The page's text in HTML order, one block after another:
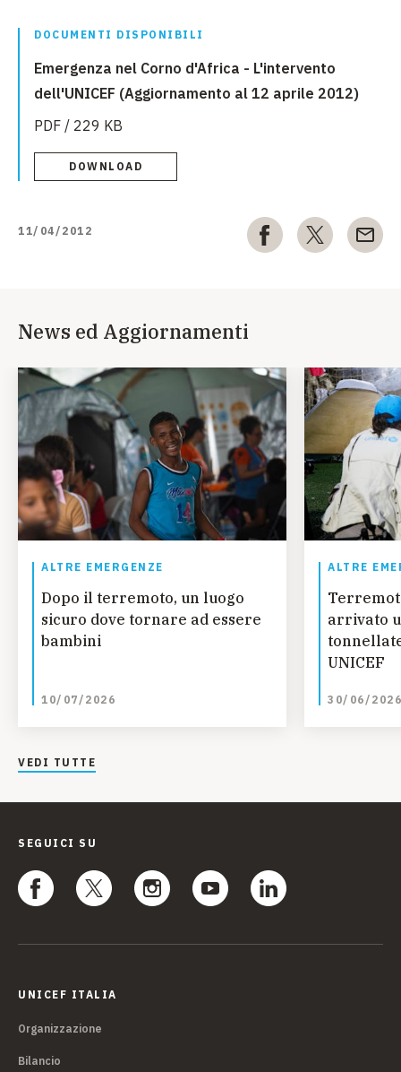
DOCUMENTI DISPONIBILI
Emergenza nel Corno d'Africa - L'intervento
dell'UNICEF (Aggiornamento al 12 aprile 2012)
PDF / 229 KB
DOWNLOAD
11/04/2012
News ed Aggiornamenti
ALTRE EMERGENZE
Dopo il terremoto, un luogo
sicuro dove tornare ad essere
bambini
10/07/2026
ALTRE
arrivato
UNICEF
30/06/2026
VEDI TUTTE
SEGUICI SU
UNICEF ITALIA
Organizzazione
Bilancio